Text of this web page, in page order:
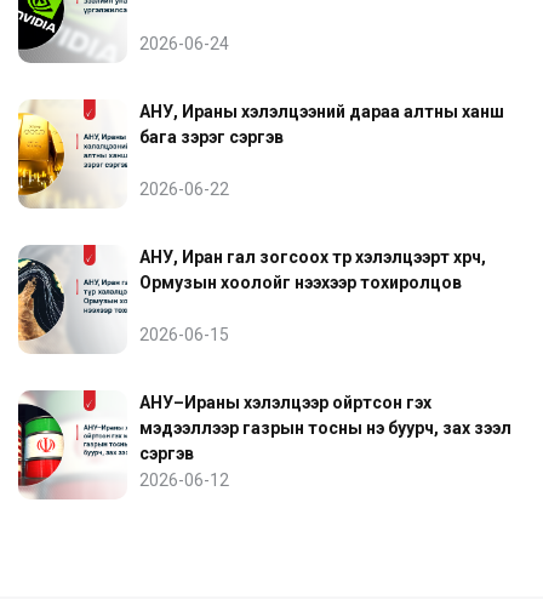
2026-06-24
АНУ, Ираны хэлэлцээний дараа алтны ханш
бага зэрэг сэргэв
2026-06-22
АНУ, Иран гал зогсоох түр хэлэлцээрт хүрч,
Ормузын хоолойг нээхээр тохиролцов
2026-06-15
АНУ–Ираны хэлэлцээр ойртсон гэх
мэдээллээр газрын тосны үнэ буурч, зах зээл
сэргэв
2026-06-12